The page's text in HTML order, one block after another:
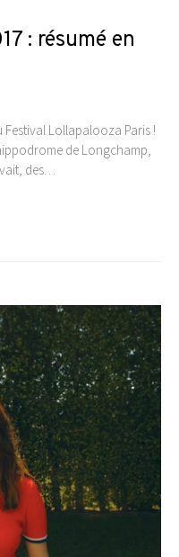
: résumé en
Lollapalooza Paris !
de Longchamp,
des…